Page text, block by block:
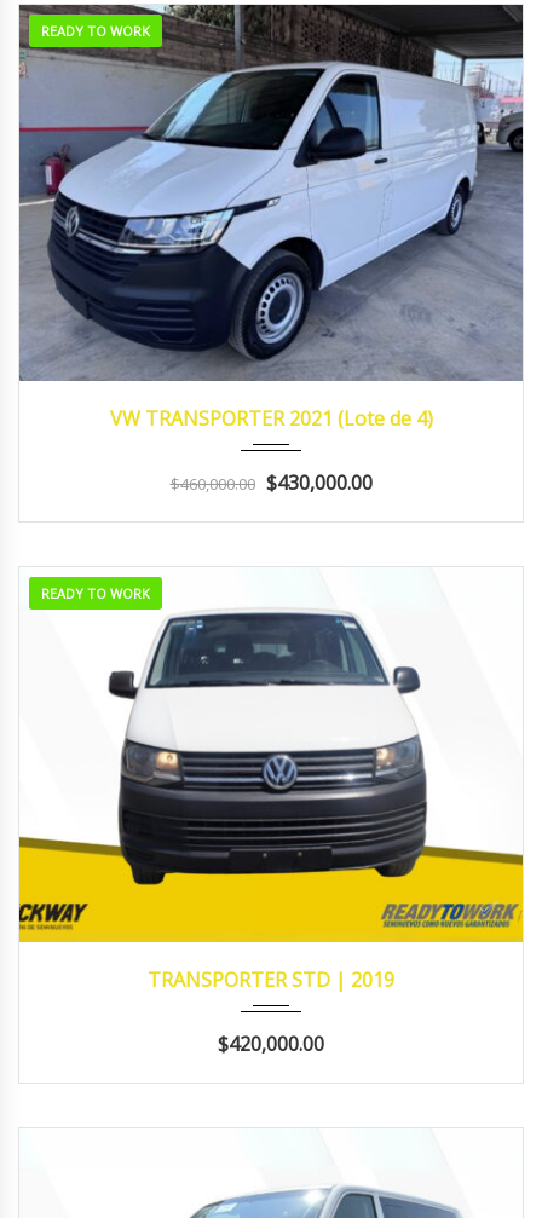
READY TO WORK
VW TRANSPORTER 2021 (Lote de 4)
$460,000.00 $430,000.00
READY TO WORK
TRANSPORTER STD | 2019
$420,000.00